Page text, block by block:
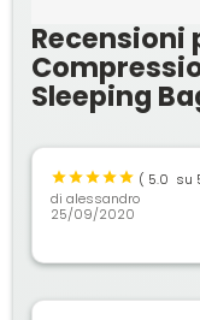
Recensioni
Sleeping
( 5.0 su
dialessandro
25/09/2020